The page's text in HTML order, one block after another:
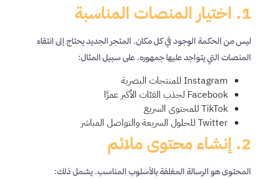
1. اختيار المنصات المناسبة
ليس من الحكمة الوجود في كل مكان. المتجر الجديد يحتاج إلى انتقاء
المنصات التي يتواجد عليها جمهوره. على سبيل المثال:
Instagram للمنتجات البصرية
Facebook لجذب الفئات الأكبر عمرًا
TikTok للمحتوى السريع
Twitter للحلول السريعة والتواصل المباشر
2. إنشاء محتوى ملائم
المحتوى هو الرسالة المغلفة بالأسلوب المناسب. يشمل ذلك: